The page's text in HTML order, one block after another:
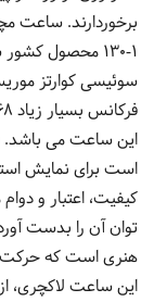
130-1 محصول
سوئیسی کوارتز
این ساعت می
است برای نمایش
کیفیت، اعتبار و
توان آن را بدست
هنری است که
این ساعت لاکچری،